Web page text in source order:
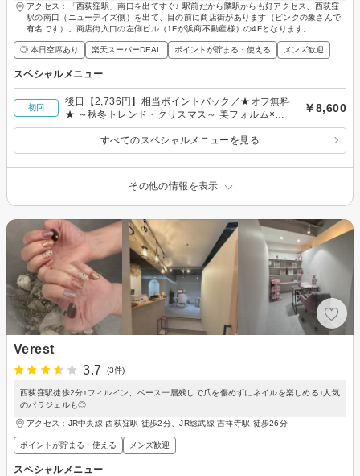
アクセス：「西荻窪駅」南口を出てすぐ♪ 駅前だから隣駅からも好アクセス、西荻窪
駅の南口（ニューデイズ側）を出て、目の前に商店街があります（ピンクの象さんで
有名です）。商店街入口の左側ビル（1Fが浜商不動産様）の4Fとなります。
◎ 本日空席あり 楽天スーパーDEAL ポイントが貯まる・使える メンズ歓迎
スペシャルメニュー
初回
後日【2,736円】相当ポイントバック／★オフ無料
★ ～秋冬トレンド・クリスマス～ 美フォルム×ケ
ア付定額デザイン
￥8,600
すべてのスペシャルメニューを見る
その他の情報を表示
Verest
3.7
(3件)
西荻窪駅徒歩2分♪フィルイン、ベース一層残しで爪を傷めずにネイルを楽しめる♪人気
のパラジェルも◎
アクセス：JR中央線 西荻窪駅 徒歩2分、JR総武線 吉祥寺駅 徒歩26分
ポイントが貯まる・使える メンズ歓迎
スペシャルメニュー